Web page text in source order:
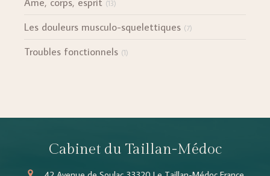
(13)
Les douleurs musculo-squelettiques (7)
Troubles fonctionnels (1)
Cabinet du Taillan-Médoc